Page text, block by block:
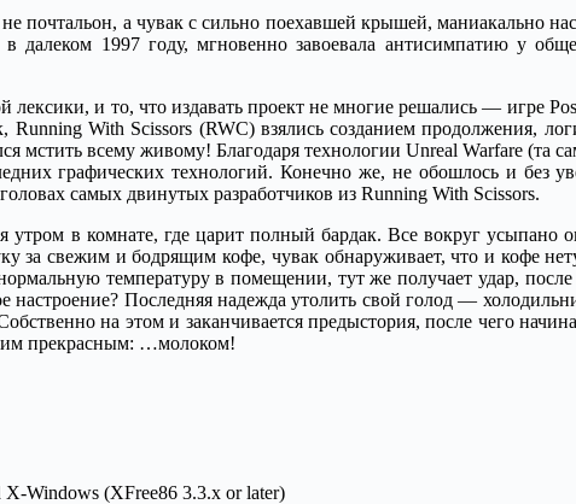
почтальон, а чувак с сильно поехавшей крышей, маниакально
1997 году, мгновенно завоевала антисимпатию у
и то, что издавать проект не многие решались — игре
With Scissors (RWC) взялись созданием продолжения,
мстить всему живому! Благодаря технологии Unreal Warfare (та
графических технологий. Конечно же, не обошлось и без
самых двинутых разработчиков из Running With Scissors.
утром в комнате, где царит полный бардак. Все вокруг усыпано
свежим и бодрящим кофе, чувак обнаруживает, что и кофе
температуру в помещении, тут же получает удар, после
настроение? Последняя надежда утолить свой голод —
на этом и заканчивается предыстория, после чего
прекрасным: …молоком!
Windows (XFree86 3.3.x or later)